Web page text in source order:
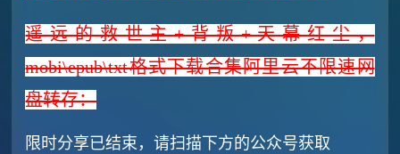
遥远的救世主+背叛+天幕红尘，
mobi\epub\txt格式下载合集阿里云不限速网
盘转存：
限时分享已结束，请扫描下方的公众号获取